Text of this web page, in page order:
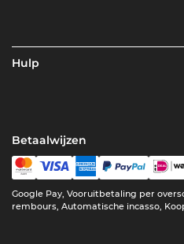
Hulp
Betaalwijzen
Google Pay, Vooruitbetaling per
rembours, Automatische incasso,